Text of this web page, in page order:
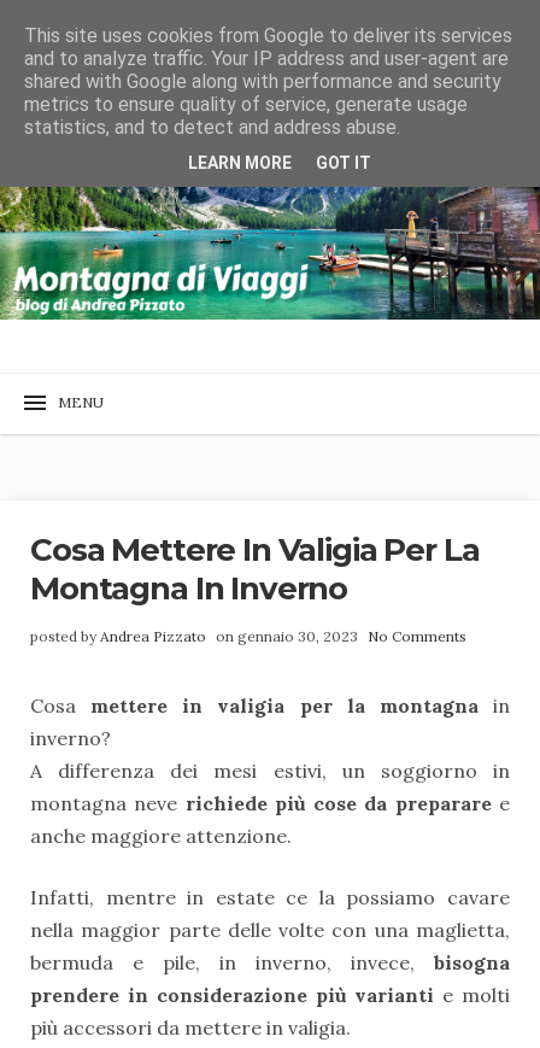
Cosa Mettere In Valigia Per La
Montagna In Inverno
posted by Andrea Pizzato on gennaio 30, 2023 No Comments
Cosa mettere in valigia per la montagna in
inverno?
A differenza dei mesi estivi, un soggiorno in
montagna neve richiede più cose da prepararee
anche maggiore attenzione.
Infatti, mentre in estate ce la possiamo cavare
nella maggior parte delle volte con una maglietta,
bermuda e pile, in inverno, invece, bisogna
prendere in considerazione più varianti e molti
più accessori da mettere in valigia.
This site uses cookies from Google to deliver its services
and to analyze traffic. Your IP address and user-agent are
shared with Google along with performance and security
metrics to ensure quality of service, generate usage
statistics, and to detect and address abuse.
LEARN MORE GOT IT